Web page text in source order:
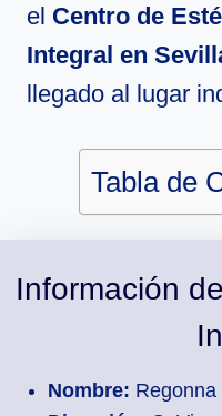
el Centro de
Integral en
llegado al lugar
Tabla de
Información
Nombre: